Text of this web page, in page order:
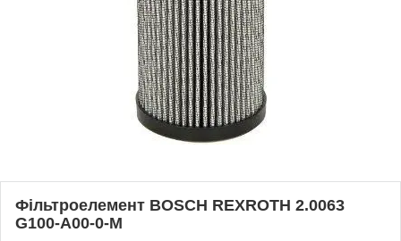
Фільтроелемент BOSCH REXROTH 2.0063
G100-A00-0-M